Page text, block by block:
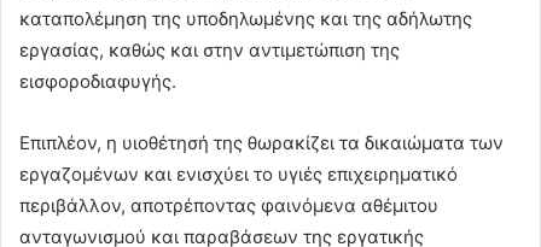
καταπολέμηση της υποδηλωμένης και της αδήλωτης
εργασίας, καθώς και στην αντιμετώπιση της
εισφοροδιαφυγής.
Επιπλέον, η υιοθέτησή της θωρακίζει τα δικαιώματα των
εργαζομένων και ενισχύει το υγιές επιχειρηματικό
περιβάλλον, αποτρέποντας φαινόμενα αθέμιτου
ανταγωνισμού και παραβάσεων της εργατικής